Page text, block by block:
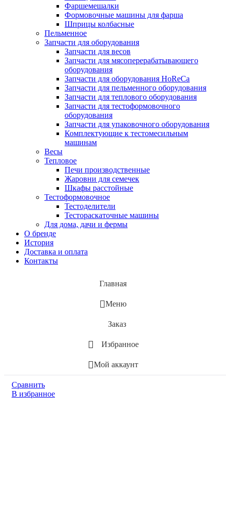
Фаршемешалки
Формовочные машины для фарша
Шприцы колбасные
Пельменное
Запчасти для оборудования
Запчасти для весов
Запчасти для мясоперерабатывающего
оборудования
Запчасти для оборудования HoReCa
Запчасти для пельменного оборудования
Запчасти для теплового оборудования
Запчасти для тестоформовочного
оборудования
Запчасти для упаковочного оборудования
Комплектующие к тестомесильным
машинам
Весы
Тепловое
Печи производственные
Жаровни для семечек
Шкафы расстойные
Тестоформовочное
Тестоделители
Тестораскаточные машины
Для дома, дачи и фермы
О бренде
История
Доставка и оплата
Контакты
Главная
Меню
Заказ
Избранное
Мой аккаунт
Сравнить
В избранное